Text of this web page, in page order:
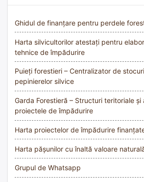
Ghidul de finanțare pentru perdele
Harta silvicultorilor atestați pentru
tehnice de împădurire
Puieți forestieri – Centralizator de
pepinierelor silvice
Garda Forestieră – Structuri teritoriale
proiectele de împădurire
Harta proiectelor de împădurire
Harta pășunilor cu înaltă valoare
Grupul de Whatsapp